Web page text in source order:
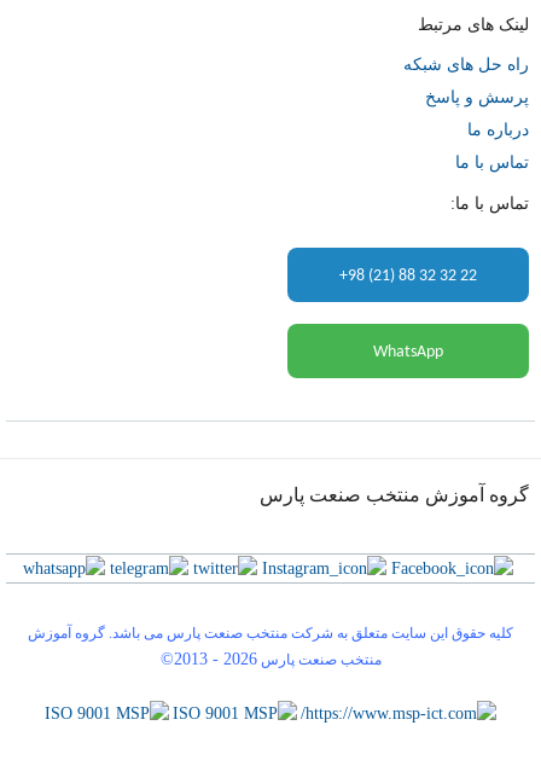
لینک های مرتبط
راه حل های شبکه
پرسش و پاسخ
درباره ما
تماس با ما
تماس با ما:
+98 (21) 88 32 32 22
WhatsApp
گروه آموزش منتخب صنعت پارس
کلیه حقوق این سایت متعلق به شرکت منتخب صنعت پارس می باشد. گروه آموزش
منتخب صنعت پارس
©2013 -2026